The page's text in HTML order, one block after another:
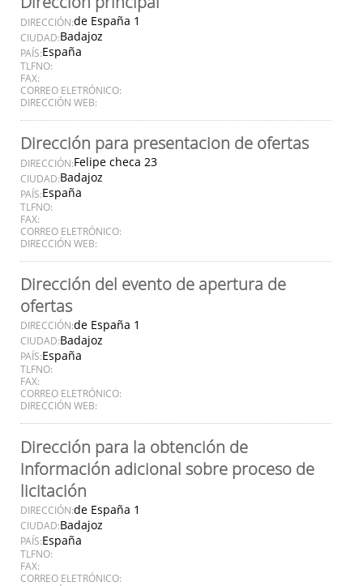
DIRECCIÓN:de España 1
CIUDAD:Badajoz
PAÍS:España
TLFNO:
FAX:
CORREO ELETRÓNICO:
DIRECCIÓN WEB:
Dirección para presentacion de ofertas
DIRECCIÓN:Felipe checa 23
CIUDAD:Badajoz
PAÍS:España
TLFNO:
FAX:
CORREO ELETRÓNICO:
DIRECCIÓN WEB:
Dirección del evento de apertura de
ofertas
DIRECCIÓN:de España 1
CIUDAD:Badajoz
PAÍS:España
TLFNO:
FAX:
CORREO ELETRÓNICO:
DIRECCIÓN WEB:
Dirección para la obtención de
información adicional sobre proceso de
licitación
DIRECCIÓN:de España 1
CIUDAD:Badajoz
PAÍS:España
TLFNO:
FAX:
CORREO ELETRÓNICO: